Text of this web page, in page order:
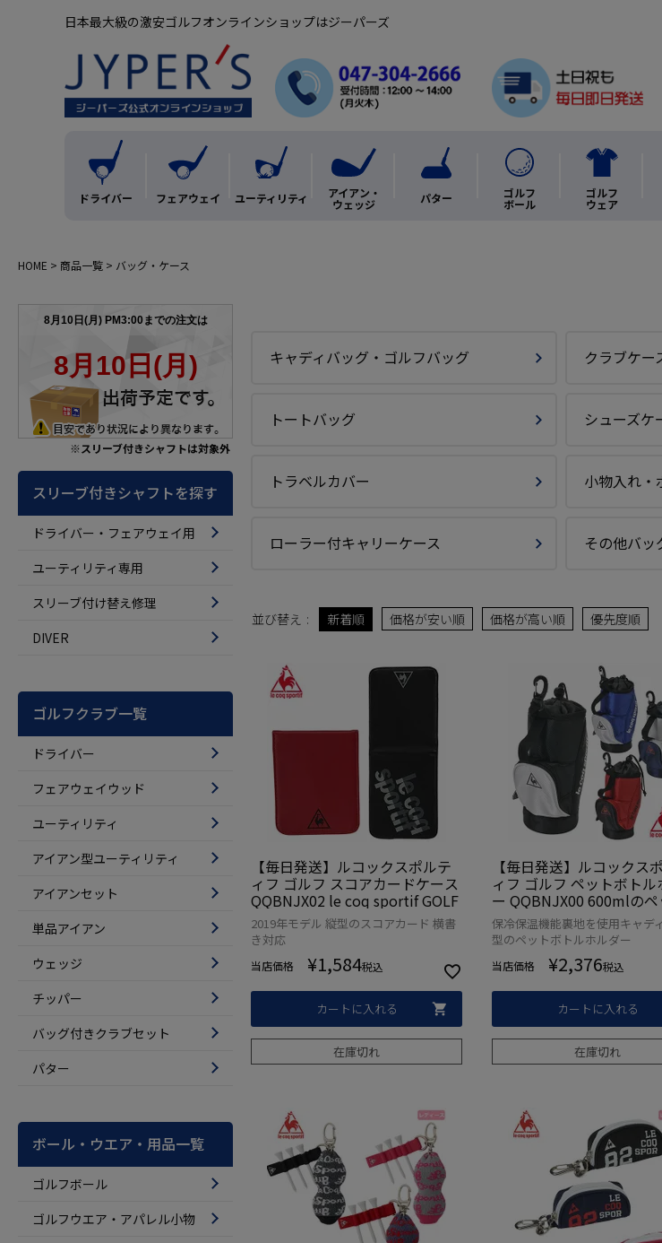
日本最大級の激安ゴルフオンラインショップはジーパーズ
ドライバー フェアウェイ ユーティリティ アイアン・
ウェッジ パター ゴルフ
ボール
ゴルフ
ウェア
HOME 商品一覧 バッグ・ケース
※スリーブ付きシャフトは対象外
スリーブ付きシャフトを探す
ドライバー・フェアウェイ用
ユーティリティ専用
スリーブ付け替え修理
DIVER
ゴルフクラブ一覧
ドライバー
フェアウェイウッド
ユーティリティ
アイアン型ユーティリティ
アイアンセット
単品アイアン
ウェッジ
チッパー
バッグ付きクラブセット
パター
ボール・ウエア・用品一覧
ゴルフボール
ゴルフウエア・アパレル小物
キャディバッグ・ゴルフバッグ クラブケー
トートバッグ シューズケ
トラベルカバー 小物入れ・
ローラー付キャリーケース その他バッ
並び替え 新着順 価格が安い順 価格が高い順 優先度順
【毎日発送】ルコックスポルテ
ィフ ゴルフ スコアカードケース
QQBNJX02 le coq sportif GOLF
2019年モデル 縦型のスコアカード 横書
き対応
当店価格 ¥1,584税込
カートに入れる
在庫切れ
【毎日発送】ルコックス
ィフ ゴルフ ペットボトル
ー QQBNJX00 600mlのペ
トル対応 le coq sportif
保冷保温機能裏地を使用キャデ
型のペットボトルホルダー
当店価格 ¥2,376税込
カートに入れる
在庫切れ